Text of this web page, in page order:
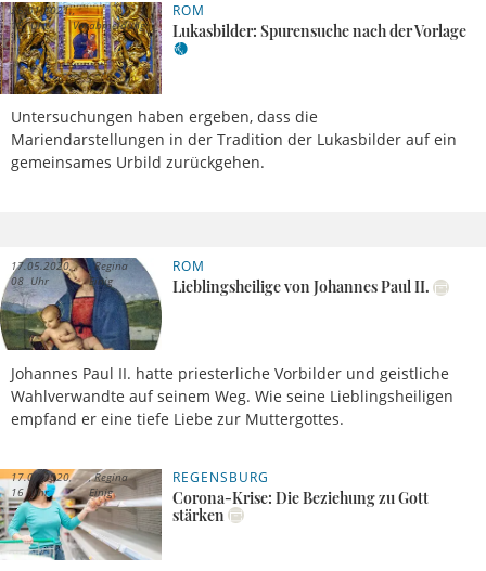
ROM
Lukasbilder: Spurensuche nach der Vorlage
Untersuchungen haben ergeben, dass die
Mariendarstellungen in der Tradition der Lukasbilder auf ein
gemeinsames Urbild zurückgehen.
26.01.2021,
18 Uhr
Vorabmeldung
ROM
Lieblingsheilige von Johannes Paul II.
Johannes Paul II. hatte priesterliche Vorbilder und geistliche
Wahlverwandte auf seinem Weg. Wie seine Lieblingsheiligen
empfand er eine tiefe Liebe zur Muttergottes.
17.05.2020,
08 Uhr
Regina
Einig
REGENSBURG
Corona-Krise: Die Beziehung zu Gott
stärken
17.04.2020,
16 Uhr
Regina
Einig